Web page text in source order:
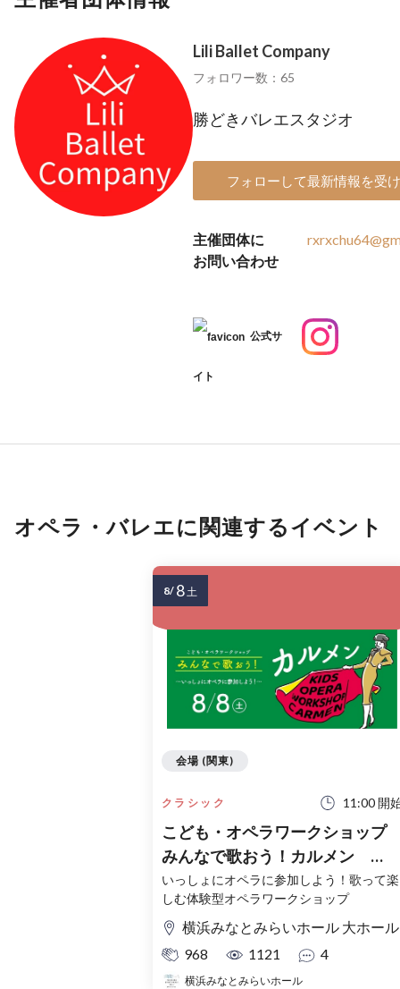
Lili Ballet Company
フォロワー数：65
勝どきバレエスタジオ
フォローして最新情報を受
主催団体に
お問い合わせ
公式サ
イト
オペラ・バレエに関連するイベント
クラシック 11:00 開
こども・オペラワークショッ
みんなで歌おう！カルメン
Kids Opera Workshop Carmen
いっしょにオペラに参加しよう！歌って楽
しむ体験型オペラワークショップ
横浜みなとみらいホール 大ホール
968
1121 4
横浜みなとみらいホール
会場 (関東)
8/ 8土